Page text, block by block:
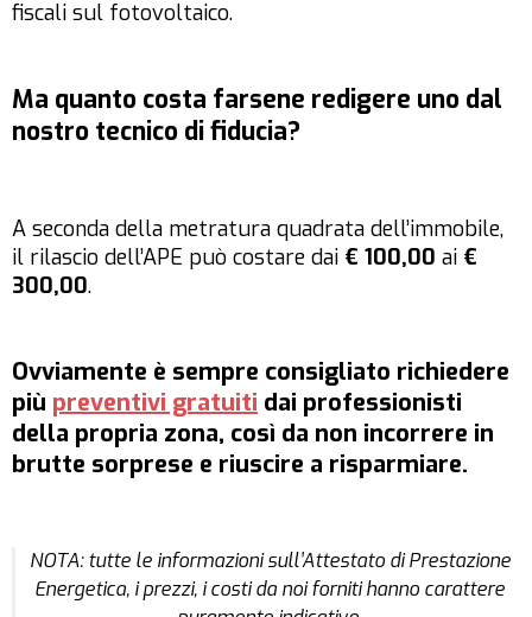
fiscali sul fotovoltaico.
Ma quanto costa farsene redigere uno dal
nostro tecnico di fiducia?
A seconda della metratura quadrata dell’immobile,
il rilascio dell’APE può costare dai € 100,00 ai €
300,00.
Ovviamente è sempre consigliato richiedere
più preventivi gratuiti dai professionisti
della propria zona, così da non incorrere in
brutte sorprese e riuscire a risparmiare.
NOTA: tutte le informazioni sull’Attestato di Prestazione
Energetica, i prezzi, i costi da noi forniti hanno carattere